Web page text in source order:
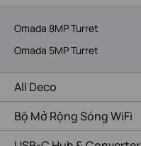
Omada 8MP Turret
Omada 5MP Turret
All Deco
Bộ Mở Rộng Sóng WiFi